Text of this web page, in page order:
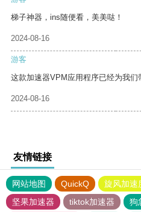
梯子神器，ins随便看，美美哒！
2024-08-16
游客
这款加速器VPM应用程序已经为我们
2024-08-16
友情链接
网站地图 QuickQ 旋风加速
坚果加速器
tiktok加速器
狗